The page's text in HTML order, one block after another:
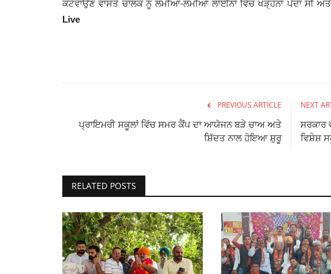
ਕਟਵਾਉਣ ਵਾਸਤੇ ਚਾਲਕ ਨੂੰ ਲੰਮੀਆਂ-ਲੰਮੀਆਂ ਲਾਈਨਾਂ ਵਿੱਚ ਖੜ੍ਹਨਾ ਪੈਂਦਾ ਸੀ
Live
PREVIOUS ARTICLE
ਪ੍ਰਾਇਮਰੀ ਸਕੂਲਾਂ ਵਿੱਚ ਸਮਰ ਕੈਂਪ ਦਾ ਆਯੋਜਨ ਬੜੇ ਚਾਅ ਅਤੇ
ਸ਼ਿੱਦਤ ਨਾਲ ਹੋਇਆ ਸ਼ੁਰੂ
NEXT
ਸਰਕਾਰ
ਵਿਸ਼ੇਸ਼
RELATED POSTS